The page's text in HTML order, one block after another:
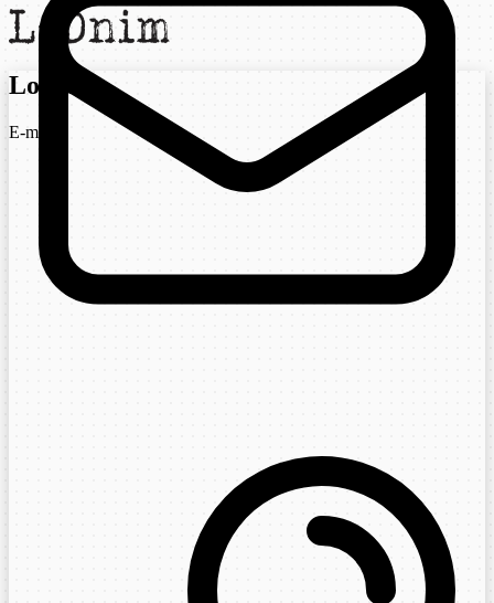
Login
E-mail